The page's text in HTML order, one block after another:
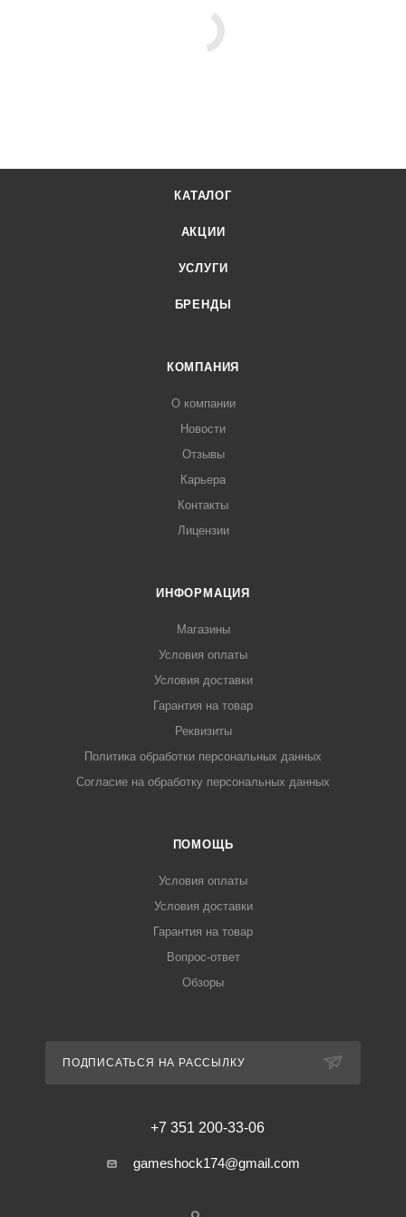
КАТАЛОГ
АКЦИИ
УСЛУГИ
БРЕНДЫ
КОМПАНИЯ
О компании
Новости
Отзывы
Карьера
Контакты
Лицензии
ИНФОРМАЦИЯ
Магазины
Условия оплаты
Условия доставки
Гарантия на товар
Реквизиты
Политика обработки персональных данных
Согласие на обработку персональных данных
ПОМОЩЬ
Условия оплаты
Условия доставки
Гарантия на товар
Вопрос-ответ
Обзоры
ПОДПИСАТЬСЯ НА РАССЫЛКУ
+7 351 200-33-06
gameshock174@gmail.com